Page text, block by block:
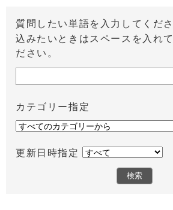
質問したい単語を入力してくだ
込みたいときはスペースを入れ
ださい。
カテゴリー指定
更新日時指定